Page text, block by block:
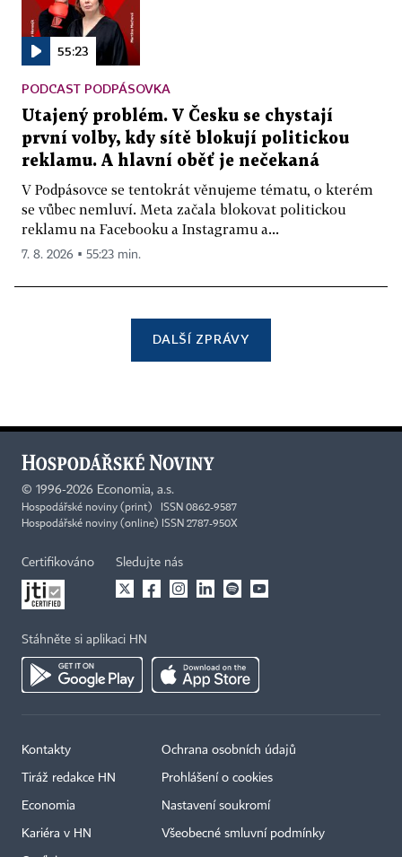
55:23
PODCAST PODPÁSOVKA
Utajený problém. V Česku se chystají
první volby, kdy sítě blokují politickou
reklamu. A hlavní oběť je nečekaná
V Podpásovce se tentokrát věnujeme tématu, o kterém
se vůbec nemluví. Meta začala blokovat politickou
reklamu na Facebooku a Instagramu a...
7. 8. 2026 ▪ 55:23 min.
DALŠÍ ZPRÁVY
© 1996-2026 Economia, a.s.
Hospodářské noviny (print) ISSN 0862-9587
Hospodářské noviny (online) ISSN 2787-950X
Certifikováno Sledujte nás
Stáhněte si aplikaci HN
Kontakty
Tiráž redakce HN
Economia
Kariéra v HN
Ochrana osobních údajů
Prohlášení o cookies
Nastavení soukromí
Všeobecné smluvní podmínky